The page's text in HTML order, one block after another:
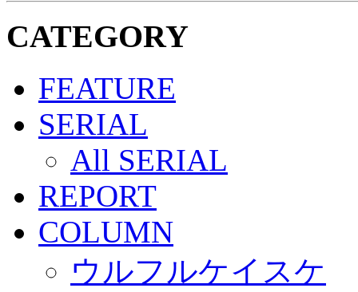
CATEGORY
FEATURE
SERIAL
All SERIAL
REPORT
COLUMN
ウルフルケイスケ